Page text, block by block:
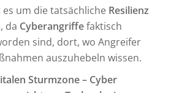
um die tatsächliche Resilienz
, da Cyberangriffefaktisch
sind, dort, wo Angreifer
auszuhebeln wissen.
Sturmzone – Cyber